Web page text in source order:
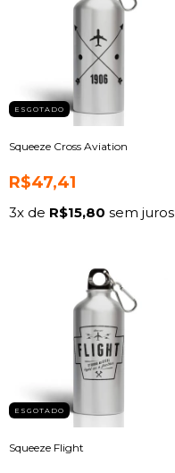
ESGOTADO
Squeeze Cross Aviation
R$47,41
3x de R$15,80 sem juros
ESGOTADO
Squeeze Flight